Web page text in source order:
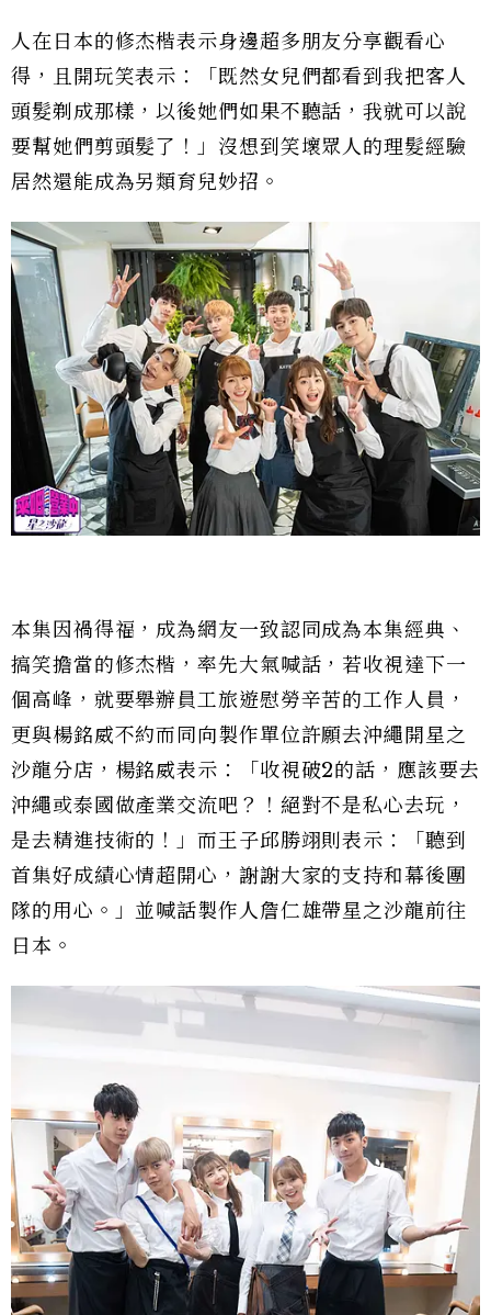
人在日本的修杰楷表示身邊超多朋友分享觀看心
得，且開玩笑表示：「既然女兒們都看到我把客人
頭髮剃成那樣，以後她們如果不聽話，我就可以說
要幫她們剪頭髮了！」沒想到笑壞眾人的理髮經驗
居然還能成為另類育兒妙招。
本集因禍得福，成為網友一致認同成為本集經典、
搞笑擔當的修杰楷，率先大氣喊話，若收視達下一
個高峰，就要舉辦員工旅遊慰勞辛苦的工作人員，
更與楊銘威不約而同向製作單位許願去沖繩開星之
沙龍分店，楊銘威表示：「收視破2的話，應該要去
沖繩或泰國做產業交流吧？！絕對不是私心去玩，
是去精進技術的！」而王子邱勝翊則表示：「聽到
首集好成績心情超開心，謝謝大家的支持和幕後團
隊的用心。」並喊話製作人詹仁雄帶星之沙龍前往
日本。